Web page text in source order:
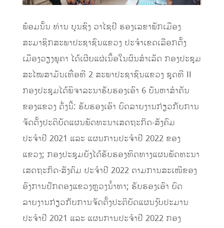
ພ້ອມນັ້ນ ທ່ານ ບຸນຊົງ ວາໄຊຢີ ຮອງເລຂາພັກເມືອງ
ສະມາຊິກສະພາປະຊາຊົນແຂວງ ປະຈຳເຂດເລືອກຕັ້ງ
ເມືອງວຽງພູຄາ ໄດ້ເຜີຍແຜ່ເນື້ອໃນຜົນສໍາເລັດ ກອງປະຊຸມ
ສະໄໝສາມັນເທື່ອທີ 2 ສະພາປະຊາຊົນແຂວງ ຊຸດທີ II
ກອງປະຊຸມໄດ້ພິຈາລະນາຮັບຮອງເອົາ 6 ບັນຫາສໍາຄັນ
ຂອງແຂວງ ດັ່ງນີ້: ຮັບຮອງເອົາ ບົດລາຍງານກ່ຽວກັບການ
ຈັດຕັ້ງປະຕິບັດແຜນພັດທະນາເສດຖະກິດ-ສັງຄົມ
ປະຈຳປີ 2021 ແລະ ແຜນການປະຈຳປີ 2022 ຂອງ
ແຂວງ; ກອງປະຊຸມຍັງໄດ້ຮັບຮອງທິດທາງແຜນພັດທະນາ
ເສດຖະກິດ-ສັງຄົມ ປະຈໍາປີ 2022 ຕາມການສະເໜີຂອງ
ອົງການປົກຄອງແຂວງຫຼວງ​ນ້ຳ​ທາ; ຮັບຮອງເອົາ ບົດ
ລາຍງານກ່ຽວກັບການຈັດຕັ້ງປະຕິບັດແຜນງົບປະມານ
ປະຈຳປີ 2021 ແລະ ແຜນການປະຈຳປີ 2022 ກອງ